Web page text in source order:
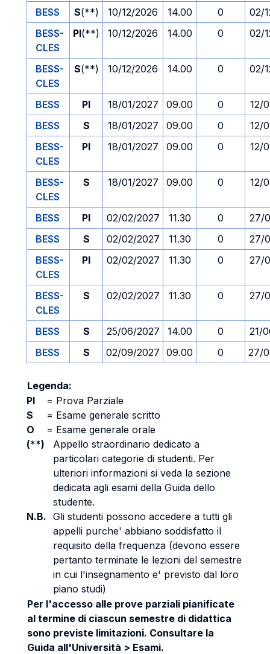
BESS
S(**) 10/12/2026 14.00 0
02/
BESS-
CLES
PI(**) 10/12/2026 14.00 0 02/
BESS-
CLES
S(**) 10/12/2026 14.00 0 02/
BESS PI 18/01/2027 09.00 0
12/
BESS
S 18/01/2027 09.00 0
12/
BESS-
CLES
PI 18/01/2027 09.00 0 12/
BESS-
CLES
S 18/01/2027 09.00 0 12/
BESS PI 02/02/2027 11.30 0
27/
BESS
S 02/02/2027 11.30 0
27/
BESS-
CLES
PI 02/02/2027 11.30 0 27/
BESS-
CLES
S 02/02/2027 11.30 0 27/
BESS S 25/06/2027 14.00 0
21/
BESS
S 02/09/2027 09.00 0 27/
Legenda:
PI
= Prova Parziale
S
= Esame generale scritto
O
= Esame generale orale
(**)
Appello straordinario dedicato a
particolari categorie di studenti. Per
ulteriori informazioni si veda la sezione
dedicata agli esami della Guida dello
studente.
N.B. Gli studenti possono accedere a tutti gli
appelli purche' abbiano soddisfatto il
requisito della frequenza (devono essere
pertanto terminate le lezioni del semestre
in cui l'insegnamento e' previsto dal loro
piano studi)
Per l'accesso alle prove parziali pianificate
al termine di ciascun semestre di didattica
sono previste limitazioni. Consultare la
Guida all'Università > Esami.